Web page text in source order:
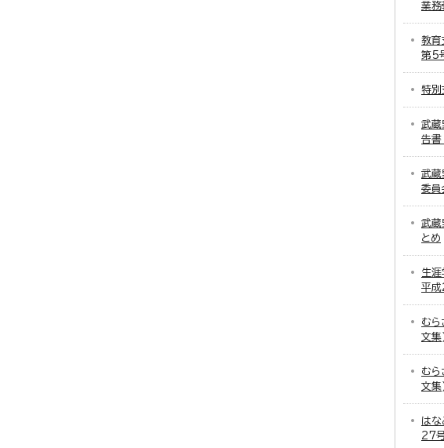
業務
教育
第5
特別
武蔵
告
武蔵
委
武蔵
とめ
生
平
む
文
む
文
は
27